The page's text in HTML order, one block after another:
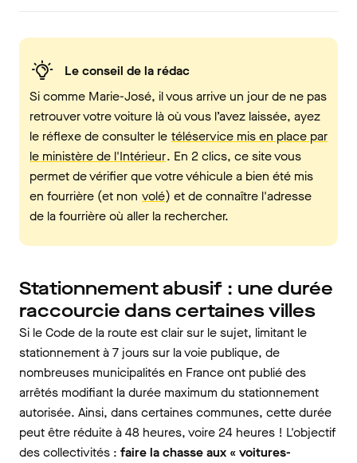
Le conseil de la rédac
Si comme Marie-José, il vous arrive un jour de ne pas
retrouver votre voiture là où vous l’avez laissée, ayez
le réflexe de consulter le téléservice mis en place par
le ministère de l'Intérieur. En 2 clics, ce site vous
permet de vérifier que votre véhicule a bien été mis
en fourrière (et non volé) et de connaître l'adresse
de la fourrière où aller la rechercher.
Stationnement abusif : une durée
raccourcie dans certaines villes
Si le Code de la route est clair sur le sujet, limitant le
stationnement à 7 jours sur la voie publique, de
nombreuses municipalités en France ont publié des
arrêtés modifiant la durée maximum du stationnement
autorisée. Ainsi, dans certaines communes, cette durée
peut être réduite à 48 heures, voire 24 heures ! L'objectif
des collectivités : faire la chasse aux « voitures-